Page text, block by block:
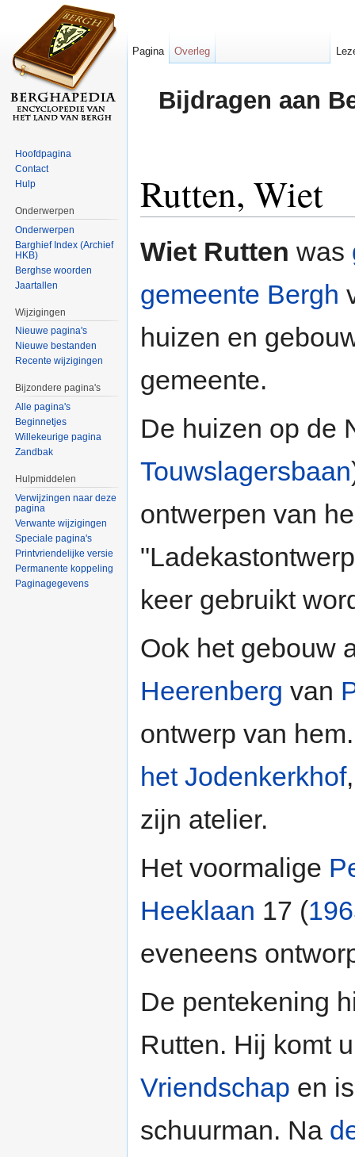
Bijdragen aan
Rutten, Wiet
Wiet Rutten was
gemeente Bergh
huizen en
gemeente.
De huizen op de
Touwslagersbaan
ontwerpen van
keer gebruikt
Ook het gebouw
Heerenberg van
ontwerp van
het Jodenkerkhof
zijn atelier.
Het voormalige
Heeklaan 17 (
eveneens
De pentekening
Rutten. Hij komt
Vriendschap en
schuurman. Na
Pagina Overleg
Hoofdpagina
Contact
Hulp
Onderwerpen
Onderwerpen
Barghief Index (Archief
HKB)
Berghse woorden
Jaartallen
Wijzigingen
Nieuwe pagina's
Nieuwe bestanden
Recente wijzigingen
Bijzondere pagina's
Alle pagina's
Beginnetjes
Willekeurige pagina
Zandbak
Hulpmiddelen
Verwijzingen naar deze
pagina
Verwante wijzigingen
Speciale pagina's
Printvriendelijke versie
Permanente koppeling
Paginagegevens